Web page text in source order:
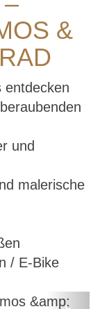
&
entdecken
und
malerische
/ E-Bike
Next